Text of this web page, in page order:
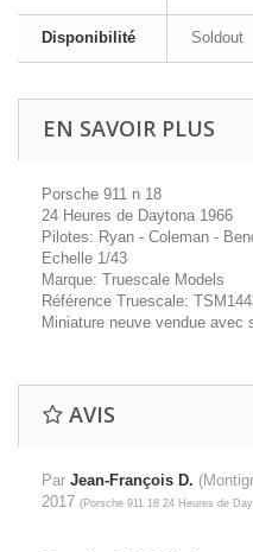
Disponibilité Soldout
EN SAVOIR PLUS
Porsche 911 n 18
24 Heures de Daytona 1966
Pilotes: Ryan - Coleman -
Echelle 1/43
Marque: Truescale Models
Référence Truescale:
Miniature neuve vendue avec
AVIS
Par Jean-François D.
2017 (Porsche 911 18 24 Heures de